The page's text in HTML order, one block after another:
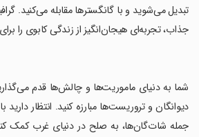
تبدیل می‌شوید و با گانگسترها مقابله می‌کنید.
جذاب، تجربه‌ای هیجان‌انگیز از زندگی کابوی را
‏شما به دنیای ماموریت‌ها و چالش‌ها قدم
دیوانگان و تروریست‌ها مبارزه کنید. انتظار
جمله شات‌گان‌ها، به صلح در دنیای غرب کمک